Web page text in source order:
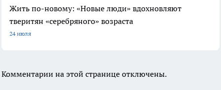
Жить по-новому: «Новые люди» вдохновляют
тверитян «серебряного» возраста
24 июля
Комментарии на этой странице отключены.